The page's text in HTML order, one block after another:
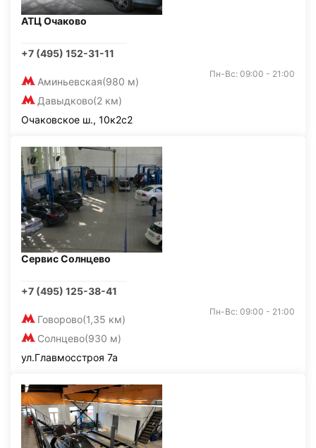
АТЦ Очаково
+7 (495) 152-31-11
Аминьевская(980 м)
Давыдково(2 км)
Пн-Вс: 09:00 - 21:00
Очаковское ш., 10к2с2
Сервис Солнцево
+7 (495) 125-38-41
Говорово(1,35 км)
Солнцево(930 м)
Пн-Вс: 09:00 - 21:00
ул.Главмосстроя 7а